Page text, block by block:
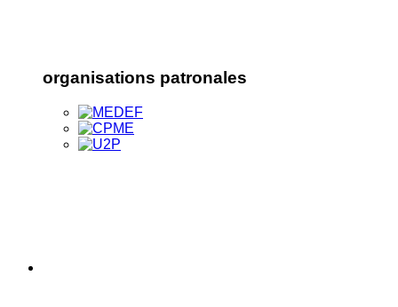
organisations patronales